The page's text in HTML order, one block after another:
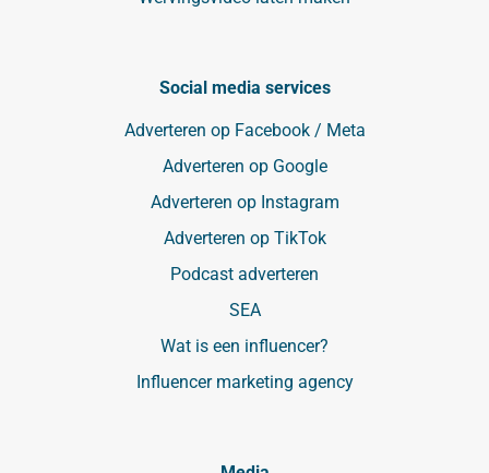
Social media services
Adverteren op Facebook / Meta
Adverteren op Google
Adverteren op Instagram
Adverteren op TikTok
Podcast adverteren
SEA
Wat is een influencer?
Influencer marketing agency